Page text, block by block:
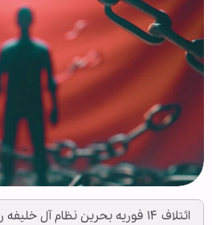
ائتلاف ۱۴ فوریه بحرین نظام آل